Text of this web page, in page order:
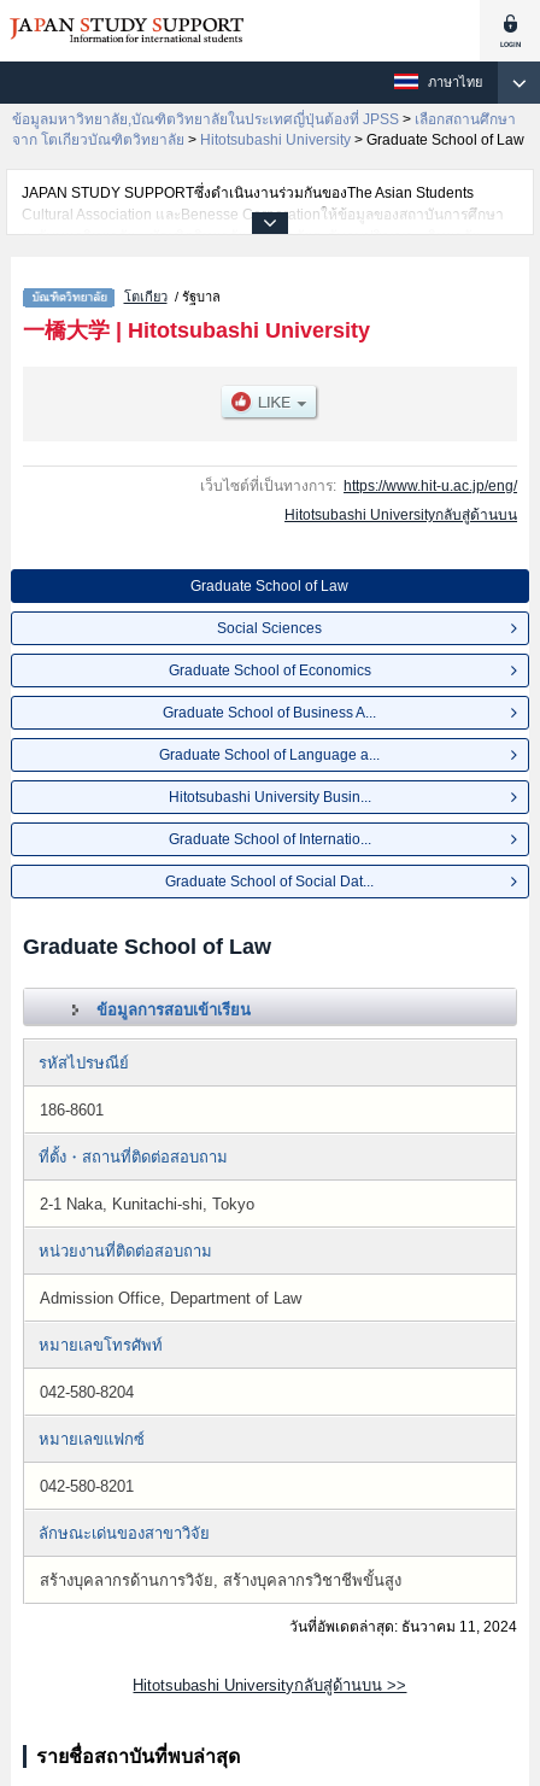
ภาษาไทย
ข้อมูลมหาวิทยาลัย,บัณฑิตวิทยาลัยในประเทศญี่ปุ่นต้องที่ JPSS > เลือกสถานศึกษา
จาก โตเกียวบัณฑิตวิทยาลัย > Hitotsubashi University > Graduate School of Law
JAPAN STUDY SUPPORTซึ่งดำเนินงานร่วมกันของThe Asian Students
Cultural Association และBenesse Corporationให้ข้อมูลของสถาบันการศึกษา
ระดับมหาวิทยาลัย・บัณฑิตวิทยาลัย・วิทยาลัยระดับอนุปริญญา・วิทยาลัย
ต่างชาติเช่นGraduate School of LawหรือSocial SciencesหรือGraduate
School of EconomicsหรือGraduate School of Business Administration,
School of Business Administration (KUNITACHI Campus)หรือGraduate
School, School of International Corporate StrategyหรือGraduate School of
International and Public PolicyหรือGraduate School of Social Data Science
ทางเป็นต้นไว้ด้วยดังนั้นขอเชิญใช้บริการค้นหาข้อมูลตามอัธยาศัย
โตเกียว/ รัฐบาล
一橋大学| Hitotsubashi University
เว็บไซต์ที่เป็นทางการ: https://www.hit-u.ac.jp/eng/
Hitotsubashi Universityกลับสู่ด้านบน
Graduate School of Law
Social Sciences
Graduate School of Economics
Graduate School of Business A...
Graduate School of Language a...
Hitotsubashi University Busin...
Graduate School of Internatio...
Graduate School of Social Dat...
Graduate School of Law
ข้อมูลการสอบเข้าเรียน
รหัสไปรษณีย์
186-8601
ที่ตั้ง・สถานที่ติดต่อสอบถาม
2-1 Naka, Kunitachi-shi, Tokyo
หน่วยงานที่ติดต่อสอบถาม
Admission Office, Department of Law
หมายเลขโทรศัพท์
042-580-8204
หมายเลขแฟกซ์
042-580-8201
ลักษณะเด่นของสาขาวิจัย
สร้างบุคลากรด้านการวิจัย, สร้างบุคลากรวิชาชีพขั้นสูง
วันที่อัพเดตล่าสุด: ธันวาคม 11, 2024
Hitotsubashi Universityกลับสู่ด้านบน >>
รายชื่อสถาบันที่พบล่าสุด